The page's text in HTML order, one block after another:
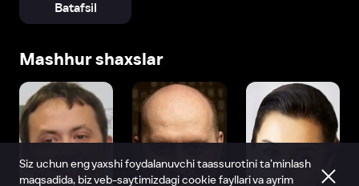
Batafsil
Mashhur shaxslar
Siz uchun eng yaxshi foydalanuvchi taassurotini ta’minlash
maqsadida, biz veb-saytimizdagicookie fayllari va ayrim